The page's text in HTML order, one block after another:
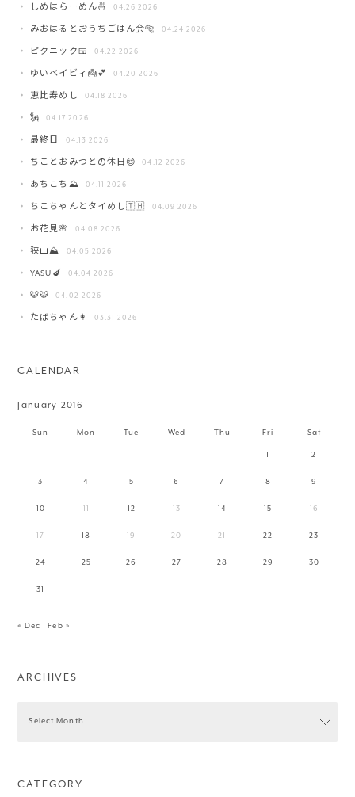
しめはらーめん🍜 04.26 2026
みおはるとおうちごはん会🐅 04.24 2026
ピクニック🍱 04.22 2026
ゆいベイビィ👼💕 04.20 2026
恵比寿めし 04.18 2026
🗽 04.17 2026
最終日 04.13 2026
ちことおみつとの休日😌 04.12 2026
あちこち⛰️ 04.11 2026
ちこちゃんとタイめし🇹🇭 04.09 2026
お花見🌸 04.08 2026
狭山⛰️ 04.05 2026
YASU🍆 04.04 2026
🐯🐯 04.02 2026
たばちゃん👩 03.31 2026
CALENDAR
January 2016
Sun Mon Tue Wed Thu Fri Sat
1 2
3 4 5 6 7 8 9
10 11 12 13 14 15 16
17 18 19 20 21 22 23
24 25 26 27 28 29 30
31
« Dec Feb »
ARCHIVES
CATEGORY